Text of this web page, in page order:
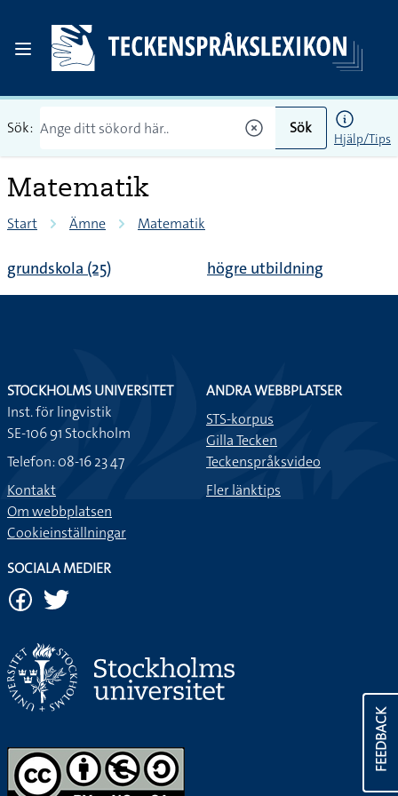
Sök: Sök
Hjälp/Tips
Matematik
Start Ämne Matematik
grundskola (25) högre utbildning
FEEDBACK
STOCKHOLMS UNIVERSITET
Inst. för lingvistik
SE-106 91 Stockholm
Telefon: 08-16 23 47
Kontakt
Om webbplatsen
Cookieinställningar
ANDRA WEBBPLATSER
STS-korpus
Gilla Tecken
Teckenspråksvideo
Fler länktips
SOCIALA MEDIER